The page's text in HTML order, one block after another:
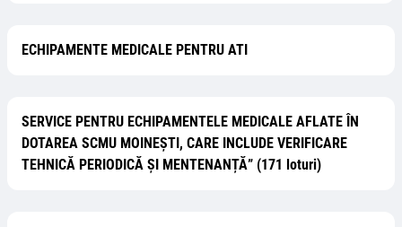
ECHIPAMENTE MEDICALE PENTRU ATI
SERVICE PENTRU ECHIPAMENTELE MEDICALE AFLATE ÎN
DOTAREA SCMU MOINEȘTI, CARE INCLUDE VERIFICARE
TEHNICĂ PERIODICĂ ȘI MENTENANȚĂ” (171 loturi)